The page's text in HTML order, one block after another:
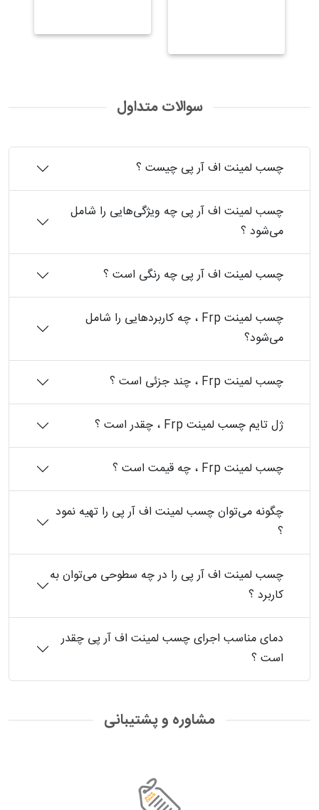
سوالات متداول
چسب لمینت اف آر پی‏ چیست ؟
چسب لمینت اف آر پی چه ویژگی‌هایی را شامل
می‌شود ؟
چسب لمینت اف آر پی‏ چه رنگی است ؟
چسب لمینت ‏Frp‏ ، چه کاربردهایی را شامل
می‌شود؟
چسب لمینت ‏Frp‏ ، چند جزئی است ؟
ژل تایم چسب لمینت ‏Frp‏ ، چقدر است ؟
چسب لمینت ‏Frp‏ ، چه قیمت است ؟
چگونه می‌توان چسب لمینت اف آر پی را تهیه نمود
؟
چسب لمینت اف آر پی‏ را در چه سطوحی می‌توان به
کاربرد ؟ ‏
دمای مناسب اجرای چسب لمینت اف آر پی‏ چقدر
است ؟
مشاوره و پشتیبانی